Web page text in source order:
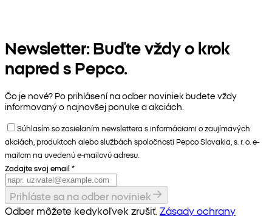
Newsletter: Buďte vždy o krok
napred s Pepco.
Čo je nové? Po prihlásení na odber noviniek budete vždy
informovaný o najnovšej ponuke a akciách.
Súhlasím so zasielaním newslettera s informáciami o zaujímavých
akciách, produktoch alebo službách spoločnosti Pepco Slovakia, s. r. o. e-
mailom na uvedenú e-mailovú adresu.
Zadajte svoj email *
Prihláste sa na odber noviniek
Odber môžete kedykoľvek zrušiť.Zásady ochrany